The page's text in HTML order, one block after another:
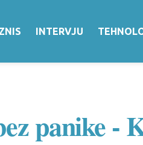
INTERVJU
panike -